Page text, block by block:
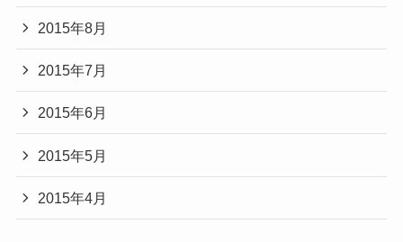
2015年8月
2015年7月
2015年6月
2015年5月
2015年4月